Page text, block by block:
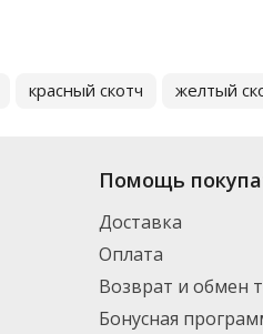
красный скотч желтый
Помощь
Доставка
Оплата
Возврат и обмен
Бонусная